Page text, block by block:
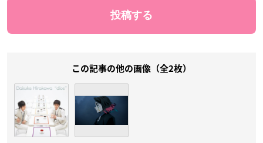
この記事の他の画像（全2枚）